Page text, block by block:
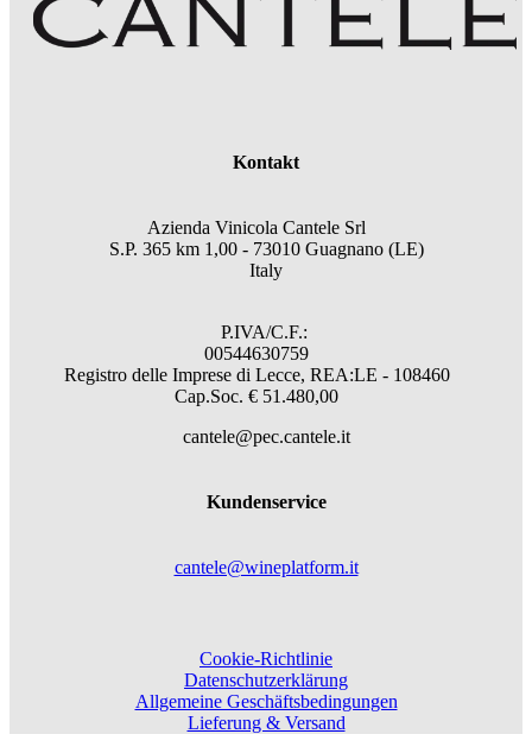
Kontakt
Azienda Vinicola Cantele Srl
S.P. 365 km 1,00 - 73010 Guagnano (LE)
Italy
P.IVA/C.F.:
00544630759
Registro delle Imprese di Lecce, REA:LE - 108460
Cap.Soc. € 51.480,00
cantele@pec.cantele.it
Kundenservice
cantele@wineplatform.it
Cookie-Richtlinie
Datenschutzerklärung
Allgemeine Geschäftsbedingungen
Lieferung & Versand